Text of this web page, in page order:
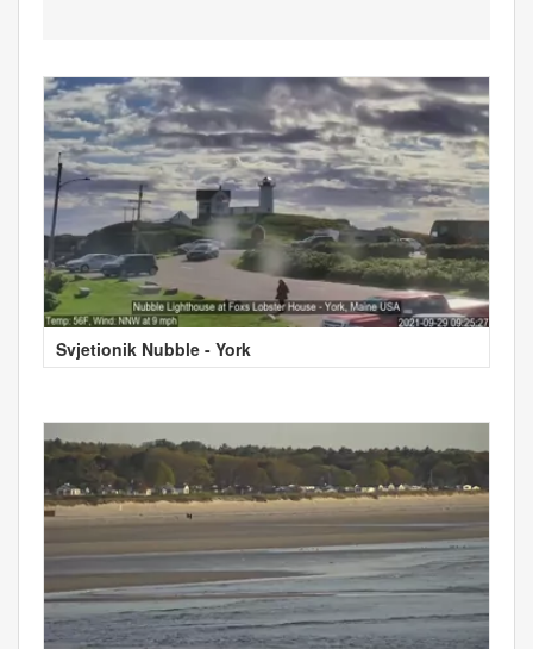
Svjetionik Nubble - York